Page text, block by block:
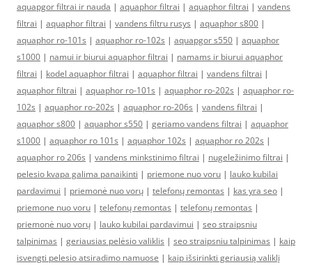
aquapgor filtrai ir nauda | aquaphor filtrai | aquaphor filtrai | vandens
filtrai | aquaphor filtrai | vandens filtru rusys | aquaphor s800 |
aquaphor ro-101s | aquaphor ro-102s | aquapgor s550 | aquaphor
s1000 | namui ir biurui aquaphor filtrai | namams ir biurui aquaphor
filtrai | kodel aquaphor filtrai | aquaphor filtrai | vandens filtrai |
aquaphor filtrai | aquaphor ro-101s | aquaphor ro-202s | aquaphor ro-
102s | aquaphor ro-202s | aquaphor ro-206s | vandens filtrai |
aquaphor s800 | aquaphor s550 | geriamo vandens filtrai | aquaphor
s1000 | aquaphor ro 101s | aquaphor 102s | aquaphor ro 202s |
aquaphor ro 206s | vandens minkstinimo filtrai | nugeležinimo filtrai |
pelesio kvapa galima panaikinti | priemone nuo voru | lauko kubilai
pardavimui | priemonė nuo vorų | telefonų remontas | kas yra seo |
priemone nuo voru | telefonų remontas | telefonų remontas |
priemonė nuo vorų | lauko kubilai pardavimui | seo straipsniu
talpinimas | geriausias pelėsio valiklis | seo straipsniu talpinimas | kaip
isvengti pelesio atsiradimo namuose | kaip išsirinkti geriausią valiklį